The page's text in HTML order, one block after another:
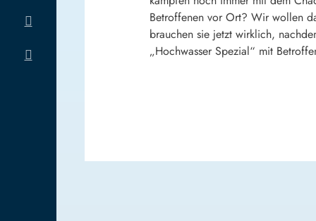
Betroffenen vor Ort? Wir wollen
brauchen sie jetzt wirklich,
„Hochwasser Spezial“ mit